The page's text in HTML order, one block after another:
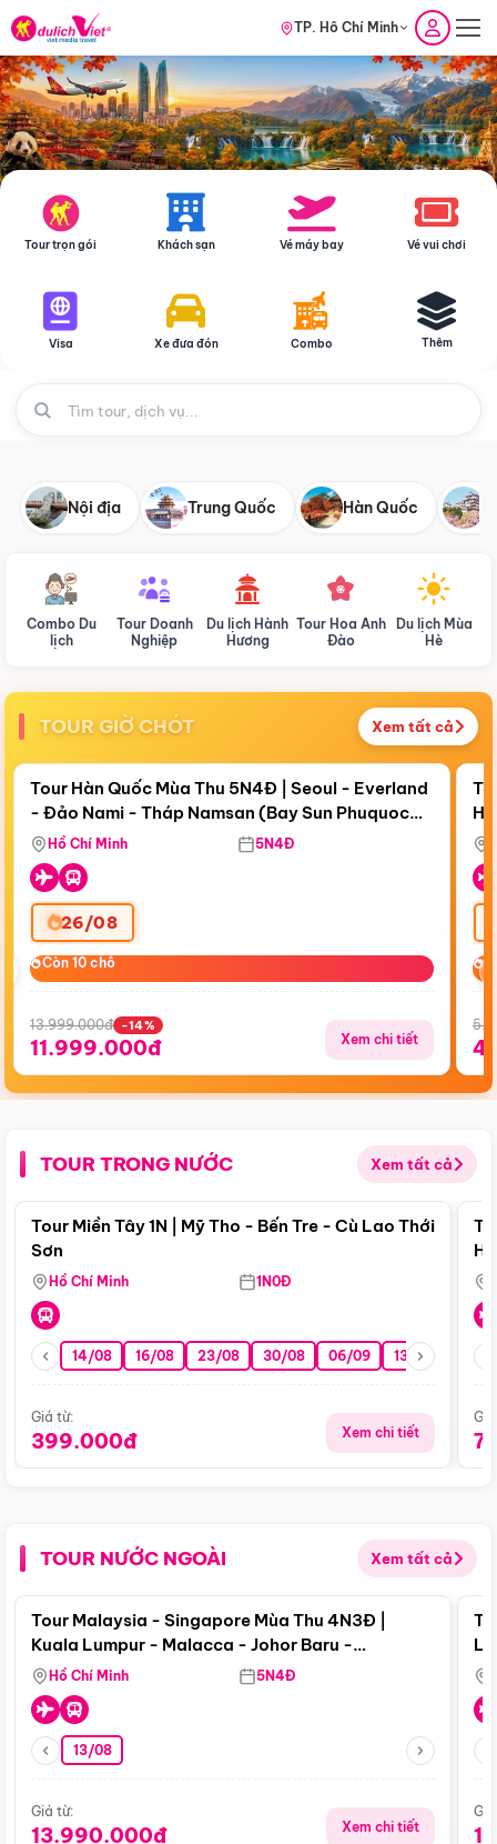
TP. Hồ Chí Minh
Tour trọn gói Khách sạn Vé máy bay Vé vui chơi
Visa Xe đưa đón Combo Thêm
Nội địa Trung Quốc Hàn Quốc
Combo Du
lịch
Tour Doanh
Nghiệp
Du lịch Hành
Hương
Tour Hoa Anh
Đào
Du lịch Mùa
Hè
TOUR GIỜ CHÓT Xem tất cả
Còn18 ngày 03:30:29
Bay Sun Phuquoc Airways
Điểm nổi bật
Tour Hàn Quốc Mùa Thu 5N4Đ | Seoul - Everland
- Đảo Nami - Tháp Namsan (Bay Sun Phuquoc
Airways)
Hồ Chí Minh 5N4Đ
26/08
Còn 10 chỗ
Còn 10 chỗ
13.999.000đ -14%
11.999.000đ Xem chi tiết
TOUR TRONG NƯỚC Xem tất cả
Điểm nổi bật
Tour Miền Tây 1N | Mỹ Tho - Bến Tre - Cù Lao Thới
Sơn
Hồ Chí Minh 1N0Đ
14/08 16/08 23/08 30/08 06/09 13/09 20/09
Giá từ:
399.000đ Xem chi tiết
TOUR NƯỚC NGOÀI Xem tất cả
Điểm nổi bật
Tour Malaysia - Singapore Mùa Thu 4N3Đ |
Kuala Lumpur - Malacca - Johor Baru -
Singapore
Hồ Chí Minh 5N4Đ
13/08
Giá từ:
13.990.000đ Xem chi tiết